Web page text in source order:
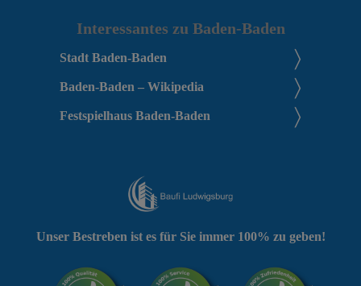
Interessantes zu Baden-Baden
Stadt Baden-Baden
Baden-Baden – Wikipedia
Festspielhaus Baden-Baden
Unser Bestreben ist es für Sie immer 100% zu geben!